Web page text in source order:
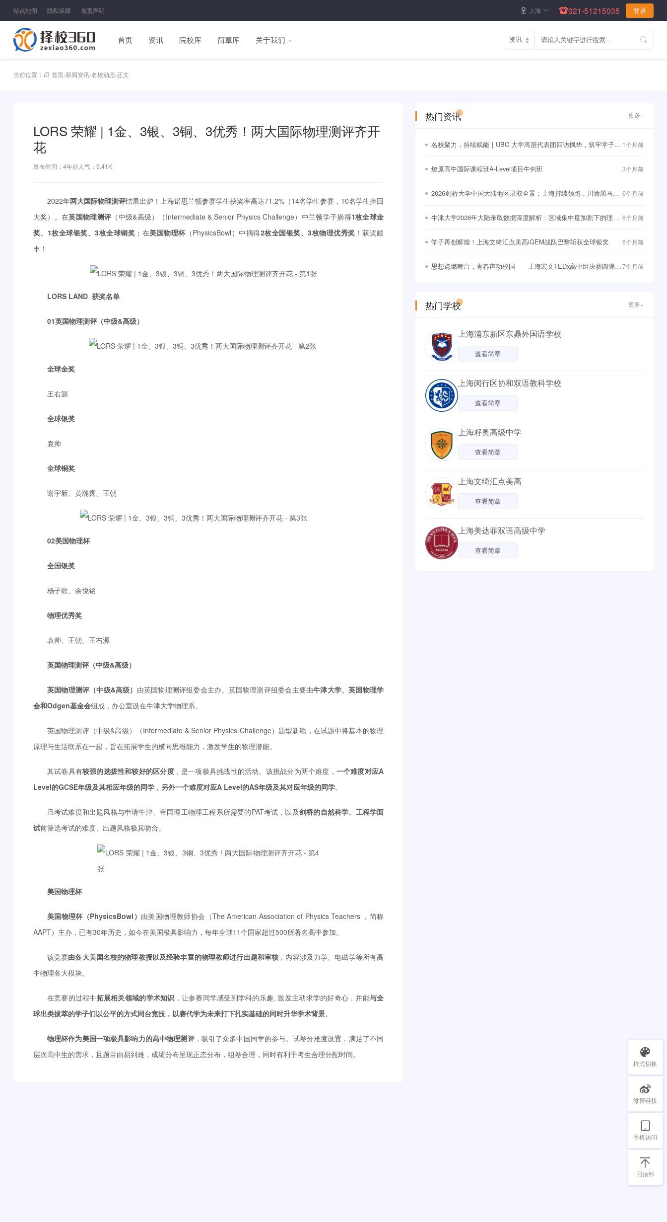
站点地图 隐私保障 免责声明 上海 021-51215035 登录
首页 资讯 院校库 简章库 关于我们
当前位置： 首页-新闻资讯-名校动态-正文
LORS 荣耀 | 1金、3银、3铜、3优秀！两大国际物理测评齐开
花
发布时间：4年前人气：9.41K
2022年两大国际物理测评结果出炉！上海诺思兰顿参赛学生获奖率高达71.2%（14名学生参赛，10名学生捧回
大奖）。在英国物理测评 （中级&高级）（Intermediate & Senior Physics Challenge）中兰顿学子摘得1枚全球金
奖、1枚全球银奖、3枚全球铜奖 ；在美国物理杯（PhysicsBowl）中摘得2枚全国银奖、3枚物理优秀奖 ！获奖颇
丰！
LORS LAND 获奖名单
01英国物理测评（中级&高级）
全球金奖
王右源
全球银奖
袁帅
全球铜奖
谢宇新、黄瀚霆、王朝
02美国物理杯
全国银奖
杨子歌、余悦铭
物理优秀奖
袁帅、王朝、王右源
英国物理测评（中级&高级）
英国物理测评（中级&高级） 由英国物理测评组委会主办。英国物理测评组委会主要由牛津大学、英国物理学
会和Odgen基金会组成，办公室设在牛津大学物理系。
英国物理测评（中级&高级）（Intermediate & Senior Physics Challenge）题型新颖，在试题中将基本的物理
原理与生活联系在一起，旨在拓展学生的横向思维能力，激发学生的物理潜能。
其试卷具有较强的选拔性和较好的区分度，是一项极具挑战性的活动。该挑战分为两个难度， 一个难度对应A
Level的GCSE年级及其相应年级的同学， 另外一个难度对应A Level的AS年级及其对应年级的同学。
且考试难度和出题风格与申请牛津、帝国理工物理工程系所需要的PAT考试，以及剑桥的自然科学、工程学面
试前筛选考试的难度、出题风格极其吻合。
美国物理杯
美国物理杯（PhysicsBowl） 由美国物理教师协会（The American Association of Physics Teachers ，简称
AAPT）主办，已有30年历史，如今在美国极具影响力，每年全球11个国家超过500所著名高中参加。
该竞赛由各大美国名校的物理教授以及经验丰富的物理教师进行出题和审核 ，内容涉及力学、电磁学等所有高
中物理各大模块。
在竞赛的过程中拓展相关领域的学术知识 ，让参赛同学感受到学科的乐趣, 激发主动求学的好奇心，并能与全
球出类拔萃的学子们以公平的方式同台竞技，以赛代学为未来打下扎实基础的同时升华学术背景。
物理杯作为美国一项极具影响力的高中物理测评，吸引了众多中国同学的参与。试卷分难度设置，满足了不同
层次高中生的需求，且题目由易到难，成绩分布呈现正态分布，组卷合理，同时有利于考生合理分配时间。
热门资讯
名校聚力，持续赋能｜UBC 大学高层代表团四访枫华，筑牢学子直 1个月前
燎原高中国际课程班A-Level项目牛剑班 3个月前
2026剑桥大学中国大陆地区录取全景：上海持续领跑，川渝黑马频 6个月前
牛津大学2026年大陆录取数据深度解析：区域集中度加剧下的理性 6个月前
学子再创辉煌！上海文绮汇点美高iGEM战队巴黎斩获全球银奖 6个月前
思想点燃舞台，青春声动校园——上海宏文TEDx高中组决赛圆满落7个月前
更多+
热门学校
上海浦东新区东鼎外国语学校
查看简章
上海闵行区协和双语教科学校
查看简章
上海籽奥高级中学
查看简章
上海文绮汇点美高
查看简章
上海美达菲双语高级中学
查看简章
更多+
样式切换
微博链接
手机访问
回顶部